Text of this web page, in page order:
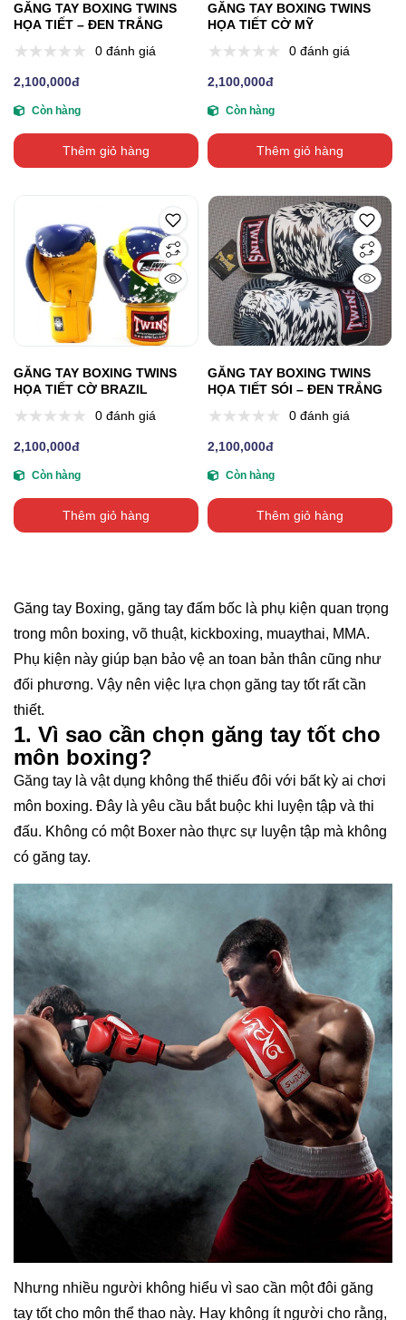
GĂNG TAY BOXING TWINS
HỌA TIẾT – ĐEN TRẮNG
0 đánh giá
2,100,000đ
Còn hàng
Thêm giỏ hàng
GĂNG TAY BOXING TWINS
HỌA TIẾT CỜ MỸ
0 đánh giá
2,100,000đ
Còn hàng
Thêm giỏ hàng
GĂNG TAY BOXING TWINS
HỌA TIẾT CỜ BRAZIL
0 đánh giá
2,100,000đ
Còn hàng
Thêm giỏ hàng
GĂNG TAY BOXING TWINS
HỌA TIẾT SÓI – ĐEN TRẮNG
0 đánh giá
2,100,000đ
Còn hàng
Thêm giỏ hàng
Găng tay Boxing, găng tay đấm bốc là phụ kiện quan trọng
trong môn boxing, võ thuật, kickboxing, muaythai, MMA.
Phụ kiện này giúp bạn bảo vệ an toan bản thân cũng như
đối phương. Vậy nên việc lựa chọn găng tay tốt rất cần
thiết.
1. Vì sao cần chọn găng tay tốt cho
môn boxing?
Găng tay là vật dụng không thể thiếu đôi với bất kỳ ai chơi
môn boxing. Đây là yêu cầu bắt buộc khi luyện tập và thi
đấu. Không có một Boxer nào thực sự luyện tập mà không
có găng tay.
Nhưng nhiều người không hiểu vì sao cần một đôi găng
tay tốt cho môn thể thao này. Hay không ít người cho rằng,